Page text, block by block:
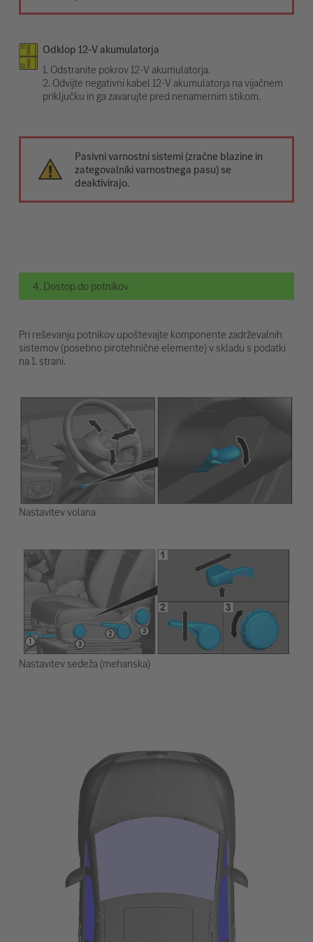
Odklop 12-V akumulatorja
1. Odstranite pokrov 12-V akumulatorja.
2. Odvijte negativni kabel 12-V akumulatorja na vijačnem
priključku in ga zavarujte pred nenamernim stikom.
Pasivni varnostni sistemi (zračne blazine in
zategovalniki varnostnega pasu) se
deaktivirajo.
4. Dostop do potnikov
Pri reševanju potnikov upoštevajte komponente zadrževalnih
sistemov (posebno pirotehnične elemente) v skladu s podatki
na 1. strani.
Nastavitev volana
Nastavitev sedeža (mehanska)